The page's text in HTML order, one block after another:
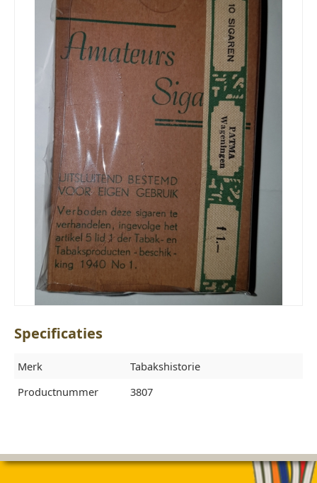
Specificaties
Merk
Tabakshistorie
Productnummer
3807